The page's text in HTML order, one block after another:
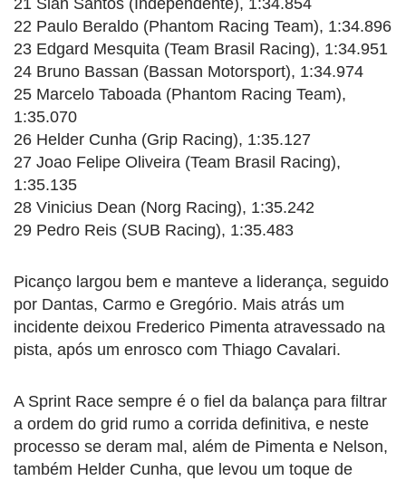
22 Paulo Beraldo (Phantom Racing Team), 1:34.896
23 Edgard Mesquita (Team Brasil Racing), 1:34.951
24 Bruno Bassan (Bassan Motorsport), 1:34.974
25 Marcelo Taboada (Phantom Racing Team),
1:35.070
26 Helder Cunha (Grip Racing), 1:35.127
27 Joao Felipe Oliveira (Team Brasil Racing),
1:35.135
28 Vinicius Dean (Norg Racing), 1:35.242
29 Pedro Reis (SUB Racing), 1:35.483
Picanço largou bem e manteve a liderança, seguido
por Dantas, Carmo e Gregório. Mais atrás um
incidente deixou Frederico Pimenta atravessado na
pista, após um enrosco com Thiago Cavalari.
A Sprint Race sempre é o fiel da balança para filtrar
a ordem do grid rumo a corrida definitiva, e neste
processo se deram mal, além de Pimenta e Nelson,
também Helder Cunha, que levou um toque de